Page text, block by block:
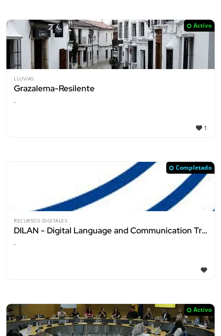
Activo
LLUVIAS
Grazalema-Resilente
-
1
Completado
RECURSOS DIGITALES
DILAN - Digital Language and Communication Training for EU Scientists
-
Activo